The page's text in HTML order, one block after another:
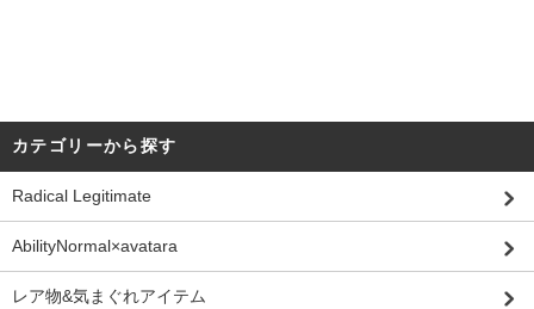
カテゴリーから探す
Radical Legitimate
AbilityNormal×avatara
レア物&気まぐれアイテム